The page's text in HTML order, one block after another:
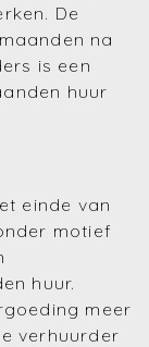
De
na
is een
huur
einde van
motief
huur.
meer
verhuurder